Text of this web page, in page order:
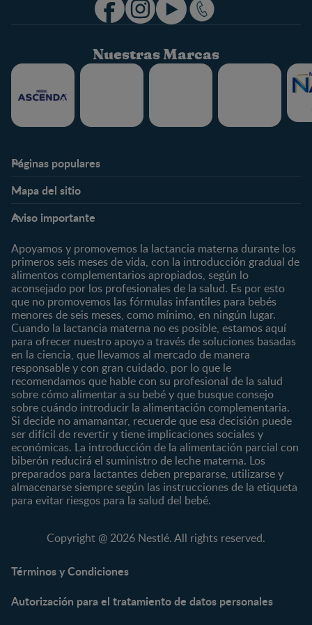
Nuestras Marcas
Páginas populares
Expertos en Nutrición
Preguntas Frecuentes
¿Quiénes somos?
Marcas y productos
Nuestros Productos
Nuestras Marcas
Mapa del sitio
Preconcepción
Embarazo
Posparto
0 a 4 meses
4 a 6 meses
6 a 8 meses
8 a 12 meses
12 a 24 meses
Desde 2 años
Preescolar
Escolar
Nutrición
Salud
Maternidad
Paternidad
Vida en familia
Marcas
CERELAC®
GERBER®
KLIM®
NAN® 3
NAN® Optipro® 3
NAN® Supreme 3
NESTUM®
Productos
Cereales Infantiles
Compotas y galletas
Fórmulas Infantiles
Vitaminas y Suplementos
Aviso importante
Apoyamos y promovemos la lactancia materna durante los
primeros seis meses de vida, con la introducción gradual de
alimentos complementarios apropiados, según lo
aconsejado por los profesionales de la salud. Es por esto
que no promovemos las fórmulas infantiles para bebés
menores de seis meses, como mínimo, en ningún lugar.
Cuando la lactancia materna no es posible, estamos aquí
para ofrecer nuestro apoyo a través de soluciones basadas
en la ciencia, que llevamos al mercado de manera
responsable y con gran cuidado, por lo que le
recomendamos que hable con su profesional de la salud
sobre cómo alimentar a su bebé y que busque consejo
sobre cuándo introducir la alimentación complementaria.
Si decide no amamantar, recuerde que esa decisión puede
ser difícil de revertir y tiene implicaciones sociales y
económicas. La introducción de la alimentación parcial con
biberón reducirá el suministro de leche materna. Los
preparados para lactantes deben prepararse, utilizarse y
almacenarse siempre según las instrucciones de la etiqueta
para evitar riesgos para la salud del bebé.
Copyright @ 2026 Nestlé. All rights reserved.
Términos y Condiciones
Autorización para el tratamiento de datos personales